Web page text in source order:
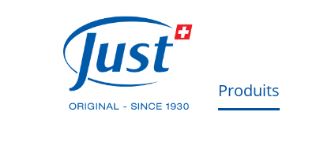
Produits